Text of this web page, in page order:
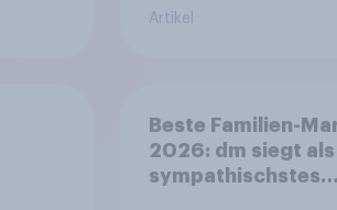
Artikel
Beste Familien-
2026: dm siegt als
sympathischstes